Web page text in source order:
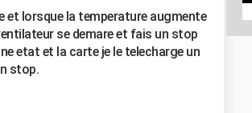
et lorsque la temperature augmente
se demare et fais un stop
etat et la carte je le telecharge un
stop.